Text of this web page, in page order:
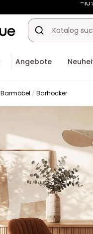
-
Angebote
Barmöbel Barhocker